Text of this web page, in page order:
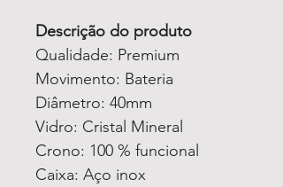
Descrição do produto
Qualidade: Premium
Movimento: Bateria
Diâmetro: 40mm
Vidro: Cristal Mineral
Crono: 100 % funcional
Caixa: Aço inox